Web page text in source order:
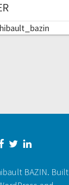
BAZIN. Built